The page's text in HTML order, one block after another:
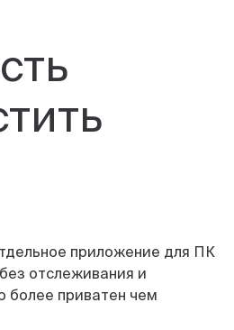
приложение для ПК
отслеживания и
более приватен чем